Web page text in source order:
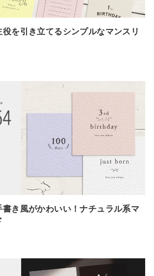
役を引き立てるシンプルなマンスリ
書き風がかわいい！ナチュラル系マ